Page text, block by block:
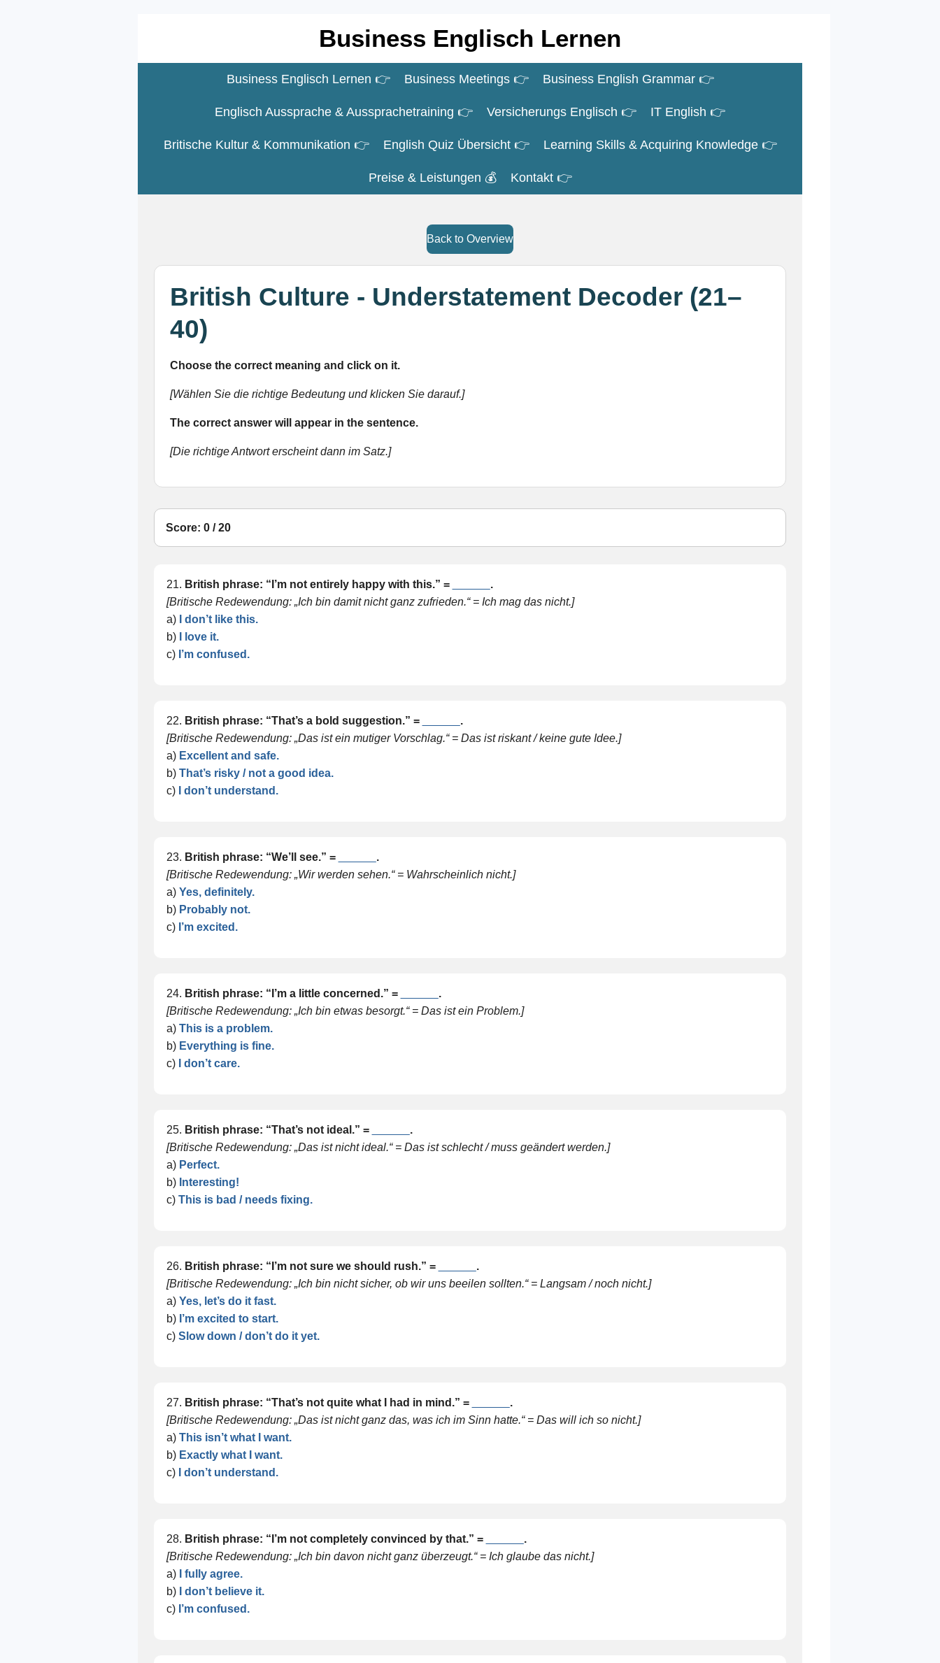
Business Englisch Lernen
Business Englisch Lernen 👉 Business Meetings 👉 Business English Grammar 👉
Englisch Aussprache & Aussprachetraining 👉 Versicherungs Englisch 👉 IT English 👉
Britische Kultur & Kommunikation 👉 English Quiz Übersicht 👉 Learning Skills & Acquiring Knowledge 👉
Preise & Leistungen 💰 Kontakt 👉
Back to Overview
British Culture - Understatement Decoder (21–
40)
Choose the correct meaning and click on it.
[Wählen Sie die richtige Bedeutung und klicken Sie darauf.]
The correct answer will appear in the sentence.
[Die richtige Antwort erscheint dann im Satz.]
Score: 0 / 20
21. British phrase: “I’m not entirely happy with this.” =
.
[Britische Redewendung: „Ich bin damit nicht ganz zufrieden.“ = Ich mag das nicht.]
a)
I don’t like this.
b)
I love it.
c) I’m confused.
22. British phrase: “That’s a bold suggestion.” =
.
[Britische Redewendung: „Das ist ein mutiger Vorschlag.“ = Das ist riskant / keine gute Idee.]
a) Excellent and safe.
b) That’s risky / not a good idea.
c)
I don’t understand.
23. British phrase: “We’ll see.” =
.
[Britische Redewendung: „Wir werden sehen.“ = Wahrscheinlich nicht.]
a) Yes, definitely.
b) Probably not.
c) I’m excited.
24. British phrase: “I’m a little concerned.” =
.
[Britische Redewendung: „Ich bin etwas besorgt.“ = Das ist ein Problem.]
a) This is a problem.
b) Everything is fine.
c)
I don’t care.
25. British phrase: “That’s not ideal.” =
.
[Britische Redewendung: „Das ist nicht ideal.“ = Das ist schlecht / muss geändert werden.]
a) Perfect.
b) Interesting!
c) This is bad / needs fixing.
26. British phrase: “I’m not sure we should rush.” =
.
[Britische Redewendung: „Ich bin nicht sicher, ob wir uns beeilen sollten.“ = Langsam / noch nicht.]
a) Yes, let’s do it fast.
b) I’m excited to start.
c) Slow down / don’t do it yet.
27. British phrase: “That’s not quite what I had in mind.” =
.
[Britische Redewendung: „Das ist nicht ganz das, was ich im Sinn hatte.“ = Das will ich so nicht.]
a) This isn’t what I want.
b) Exactly what I want.
c)
I don’t understand.
28. British phrase: “I’m not completely convinced by that.” =
.
[Britische Redewendung: „Ich bin davon nicht ganz überzeugt.“ = Ich glaube das nicht.]
a)
I fully agree.
b)
I don’t believe it.
c) I’m confused.